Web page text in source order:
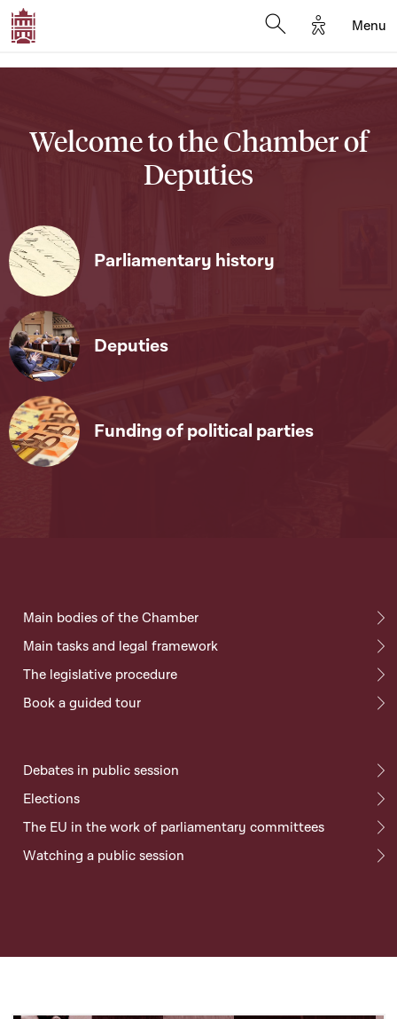
Options
Menu
Welcome to the Chamber of
Deputies
Parliamentary history
Deputies
Funding of political parties
Main bodies of the Chamber
Main tasks and legal framework
The legislative procedure
Book a guided tour
Debates in public session
Elections
The EU in the work of parliamentary committees
Watching a public session